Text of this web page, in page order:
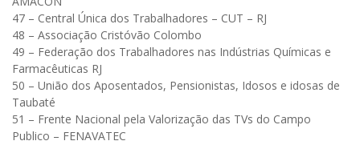
47 – Central Única dos Trabalhadores – CUT – RJ
48 – Associação Cristóvão Colombo
49 – Federação dos Trabalhadores nas Indústrias Químicas e
Farmacêuticas RJ
50 – União dos Aposentados, Pensionistas, Idosos e idosas de
Taubaté
51 – Frente Nacional pela Valorização das TVs do Campo
Publico – FENAVATEC